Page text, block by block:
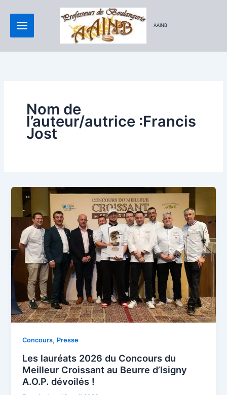
contenu
AAINB
Nom de
l’auteur/autrice :Francis
Jost
Concours, Presse
Les lauréats 2026 du Concours du
Meilleur Croissant au Beurre d’Isigny
A.O.P. dévoilés !